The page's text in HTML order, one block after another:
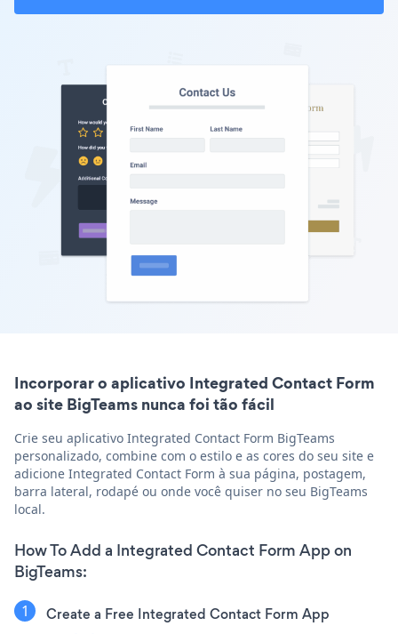
Incorporar o aplicativo Integrated Contact Form
ao site BigTeams nunca foi tão fácil
Crie seu aplicativo Integrated Contact Form BigTeams
personalizado, combine com o estilo e as cores do seu site e
adicione Integrated Contact Form à sua página, postagem,
barra lateral, rodapé ou onde você quiser no seu BigTeams
local.
How To Add a Integrated Contact Form App on
BigTeams:
Create a Free Integrated Contact Form App